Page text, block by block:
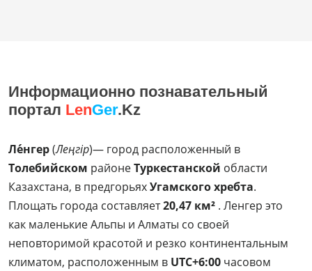
Информационно познавательный
портал LenGer.Kz
Ле́нгер(Леңгір)— город расположенный в
Толебийском районеТуркестанской области
Казахстана, в предгорьяхУгамского хребта.
Площать города составляет20,47 км² . Ленгер это
как маленькие Альпы и Алматы со своей
неповторимой красотой и резко континентальным
климатом, расположенным в UTC+6:00 часовом